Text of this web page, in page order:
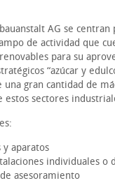
AG se
de actividad que
para su
“azúcar y
gran cantidad de
estos sectores
aparatos
individuales o
asesoramiento